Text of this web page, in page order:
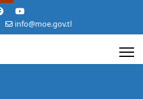
info@moe.gov.tl